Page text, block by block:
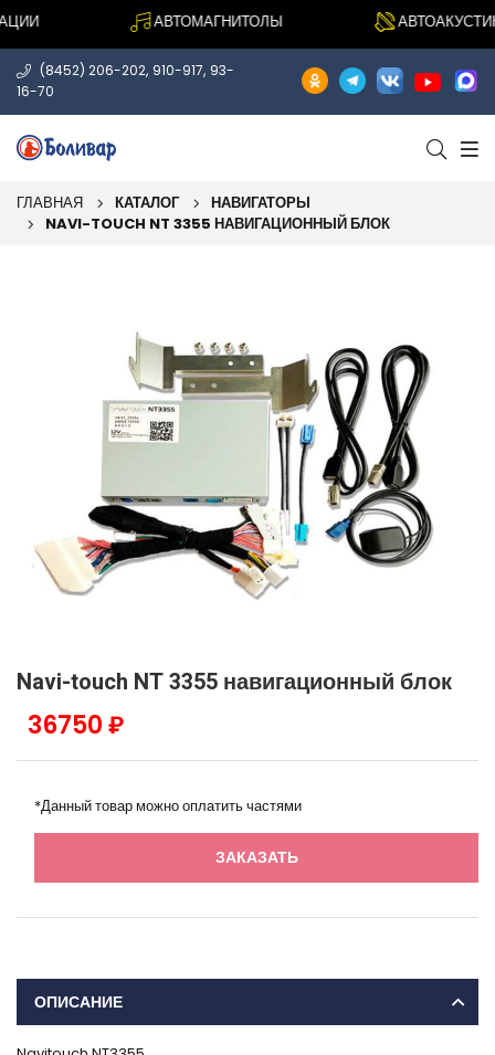
АВТОМАГНИТОЛЫ АВТОАКУСТИКА
(8452) 206-202, 910-917, 93-
16-70
ГЛАВНАЯ КАТАЛОГ
НАВИГАТОРЫ
NAVI-TOUCH NT 3355 НАВИГАЦИОННЫЙ БЛОК
Navi-touch NT 3355 навигационный блок
36750 ₽
*Данный товар можно оплатить частями
ЗАКАЗАТЬ
ОПИСАНИЕ